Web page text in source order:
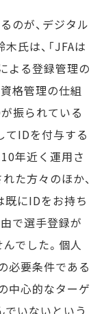
のが、デジタル
氏は、「JFAは
よる登録管理の
格管理の仕組
が振られている
てIDを付与する
年近く運用さ
た方々のほか、
既にIDをお持ち
で選手登録が
でした。個人
必要条件である
中心的なターゲ
いないという